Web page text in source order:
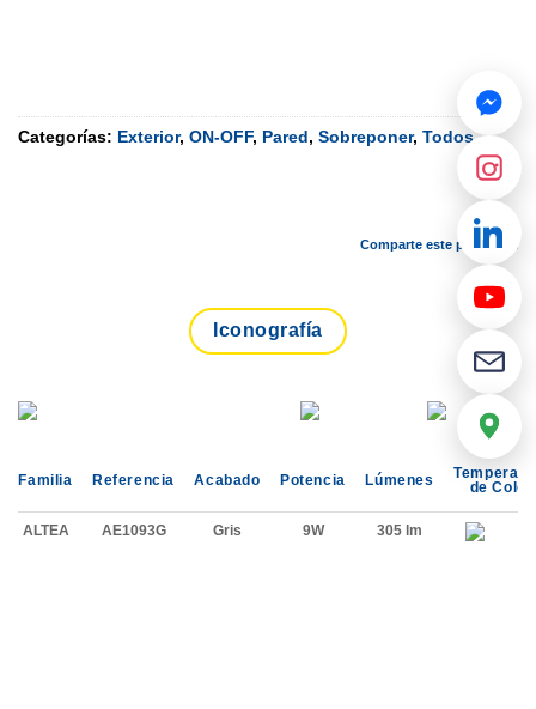
Categorías: Exterior, ON-OFF, Pared, Sobreponer, Todos
Comparte este producto.
Iconografía
Familia Referencia Acabado Potencia Lúmenes
de Color
ALTEA AE1093G Gris 9W 305 lm